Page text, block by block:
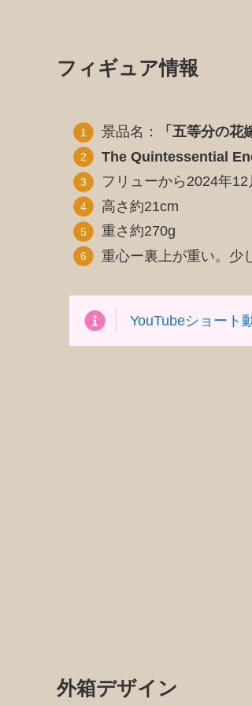
フィギュア情報
景品名：
「五等分の
The Quintessential
フリューから2024年12
高さ約21cm
重さ約270g
重心ー裏上が重い。少
YouTubeショート
外箱デザイン